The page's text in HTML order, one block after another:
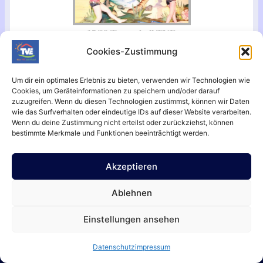
Cookies-Zustimmung
Um dir ein optimales Erlebnis zu bieten, verwenden wir Technologien wie
Cookies, um Geräteinformationen zu speichern und/oder darauf
zuzugreifen. Wenn du diesen Technologien zustimmst, können wir Daten
wie das Surfverhalten oder eindeutige IDs auf dieser Website verarbeiten.
Wenn du deine Zustimmung nicht erteilst oder zurückziehst, können
bestimmte Merkmale und Funktionen beeinträchtigt werden.
Akzeptieren
Ablehnen
Einstellungen ansehen
Datenschutzimpressum
15/02 Turnerball TVE
Aktuell Datenschutz impressum
Kontakt
Anpassungen